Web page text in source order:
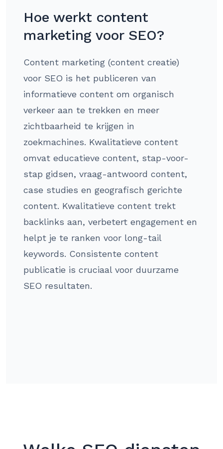
Hoe werkt content
marketing voor SEO?
Content marketing (content creatie)
voor SEO is het publiceren van
informatieve content om organisch
verkeer aan te trekken en meer
zichtbaarheid te krijgen in
zoekmachines. Kwalitatieve content
omvat educatieve content, stap-voor-
stap gidsen, vraag-antwoord content,
case studies en geografisch gerichte
content. Kwalitatieve content trekt
backlinks aan, verbetert engagement en
helpt je te ranken voor long-tail
keywords. Consistente content
publicatie is cruciaal voor duurzame
SEO resultaten.